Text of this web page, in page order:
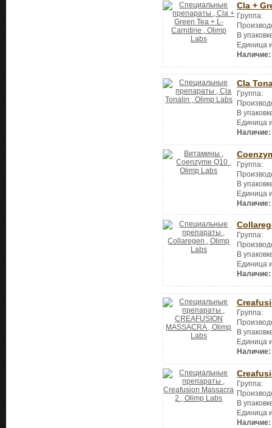
Cla +
Группа:
В
Единица
Наличие:
Cla
Группа:
В
Единица
Наличие:
Группа:
В
Единица
Наличие:
Группа:
В
Единица
Наличие:
Группа:
В
Единица
Наличие:
Группа:
В
Единица
Наличие: